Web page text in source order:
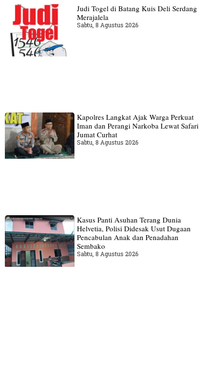
Judi Togel di Batang Kuis Deli Serdang
Merajalela
Sabtu, 8 Agustus 2026
Kapolres Langkat Ajak Warga Perkuat
Iman dan Perangi Narkoba Lewat Safari
Jumat Curhat
Sabtu, 8 Agustus 2026
Kasus Panti Asuhan Terang Dunia
Helvetia, Polisi Didesak Usut Dugaan
Pencabulan Anak dan Penadahan
Sembako
Sabtu, 8 Agustus 2026